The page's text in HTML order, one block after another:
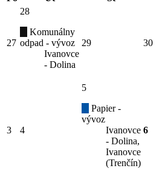
27
28
Komunálny
odpad - vývoz
Ivanovce
- Dolina
29 30
3 4
5
Papier -
vývoz
Ivanovce
- Dolina,
Ivanovce
(Trenčín)
6